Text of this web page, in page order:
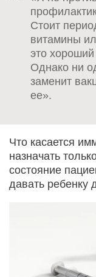
Стоит
витамины
это
Однако ни
заменит
ее».
Что касается
назначать
состояние
давать ребенку